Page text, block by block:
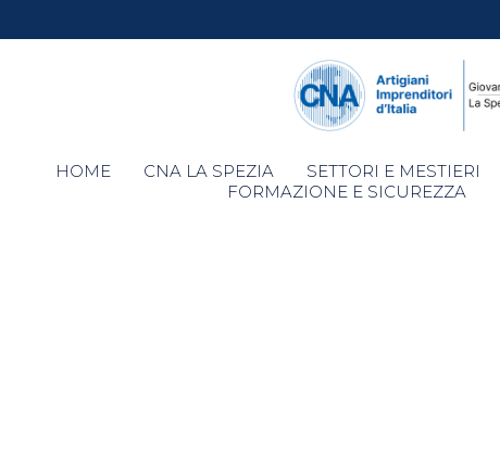
Skip
to
HOME CNA LA SPEZIA SETTORI E MESTIERI
FORMAZIONE E SICUREZZA